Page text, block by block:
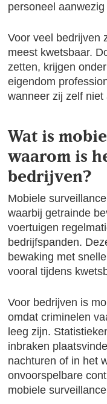
personeel aanwezig
Voor veel bedrijven
meest kwetsbaar.
zetten, krijgen
eigendom
wanneer zij zelf niet
Wat is
waarom is
bedrijven?
Mobiele
waarbij getrainde
voertuigen
bedrijfspanden.
bewaking met
vooral tijdens
Voor bedrijven is
omdat criminelen
leeg zijn.
inbraken
nachturen of in het
onvoorspelbare
mobiele